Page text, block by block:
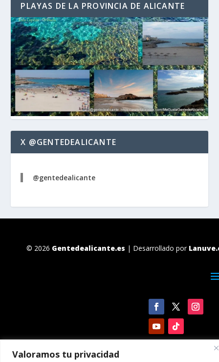
Valoramos tu privacidad
PLAYAS DE LA PROVINCIA DE ALICANTE
X @GENTEDEALICANTE
@gentedealicante
© 2026 Gentedealicante.es | Desarrollado por